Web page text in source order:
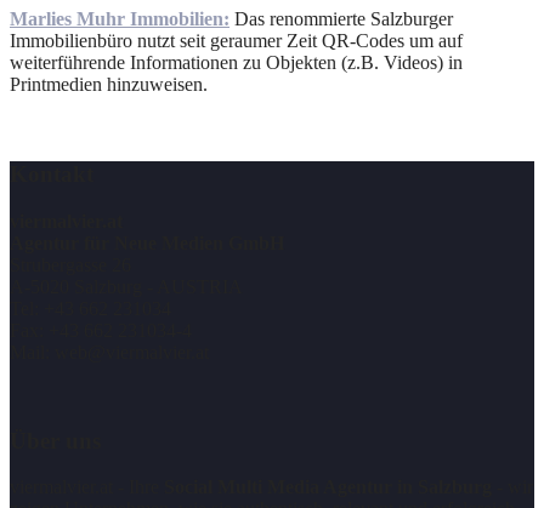
Marlies Muhr Immobilien: Das renommierte Salzburger
Immobilienbüro nutzt seit geraumer Zeit QR-Codes um auf
weiterführende Informationen zu Objekten (z.B. Videos) in
Printmedien hinzuweisen.